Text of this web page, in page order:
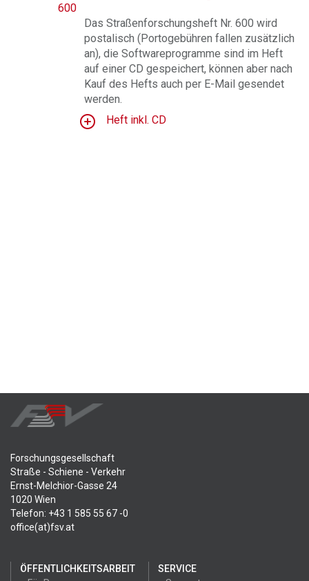
600
Das Straßenforschungsheft Nr. 600 wird
postalisch (Portogebühren fallen zusätzlich
an), die Softwareprogramme sind im Heft
auf einer CD gespeichert, können aber nach
Kauf des Hefts auch per E-Mail gesendet
werden.
Heft inkl. CD
Forschungsgesellschaft
Straße - Schiene - Verkehr
Ernst-Melchior-Gasse 24
1020 Wien
Telefon: +43 1 585 55 67 -0
office(at)fsv.at
ÖFFENTLICHKEITSARBEIT
SERVICE